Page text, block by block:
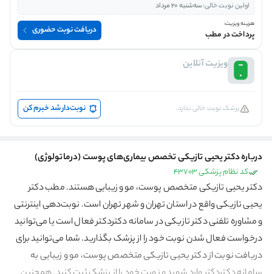
اولین نوبت خالی:سه‌شنبه 20 مرداد
هزینه ویزیت:
پرداخت در مطب دریافت نوبت حضوری
ویزیت آنلاین
پزشک نوبت خالی ندارد. نوبت‌دار شد خبرم کن
درباره دکتر یحیی تازیکی تخصص بیماری‌های پوست (درماتولوژی)
کد نظام پزشکی 43703
دکتر یحیی تازیکی متخصص پوست، مو و زیبایی هستند. مطب دکتر
یحیی تازیکی واقع در استان تهران و شهر تهران است. نوبت‌دهی اینترنتی
و مشاوره تلفنی دکتر تازیکی در سامانه دکتردکتر فعال است یا می‌توانید
درخواست فعال شدن نوبت خود را از پزشک بگذارید. شما می‌توانید برای
دریافت نوبت از دکتر یحیی تازیکی متخصص پوست، مو و زیبایی به